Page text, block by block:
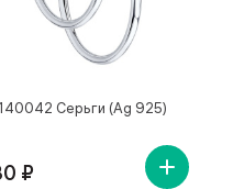
Серьги (Ag 925)
₽